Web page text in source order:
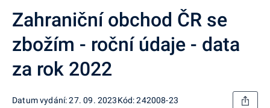
Zahraniční obchod ČR se
zbožím - roční údaje - data
za rok 2022
Datum vydání: 27. 09. 2023Kód: 242008-23